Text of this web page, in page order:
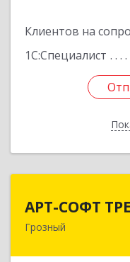
Клиентов на
1С:Специалист
АРТ-СОФТ
Грозный
364013,